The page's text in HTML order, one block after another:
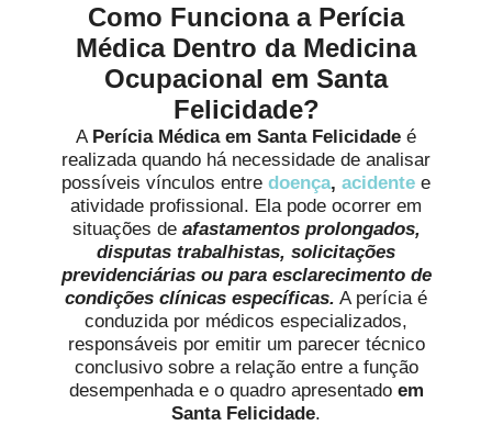
Como Funciona a Perícia
Médica Dentro da Medicina
Ocupacional em Santa
Felicidade?
A Perícia Médica em Santa Felicidade é
realizada quando há necessidade de analisar
possíveis vínculos entre doença, acidente e
atividade profissional. Ela pode ocorrer em
situações de afastamentos prolongados,
disputas trabalhistas, solicitações
previdenciárias ou para esclarecimento de
condições clínicas específicas. A perícia é
conduzida por médicos especializados,
responsáveis por emitir um parecer técnico
conclusivo sobre a relação entre a função
desempenhada e o quadro apresentado em
Santa Felicidade.